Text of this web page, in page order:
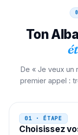
Ton
De « Je veux un
premier appel :
01 · ÉTAPE
Choisissez